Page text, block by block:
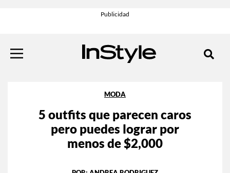
MODA
5 outfits que parecen caros
pero puedes lograr por
menos de $2,000